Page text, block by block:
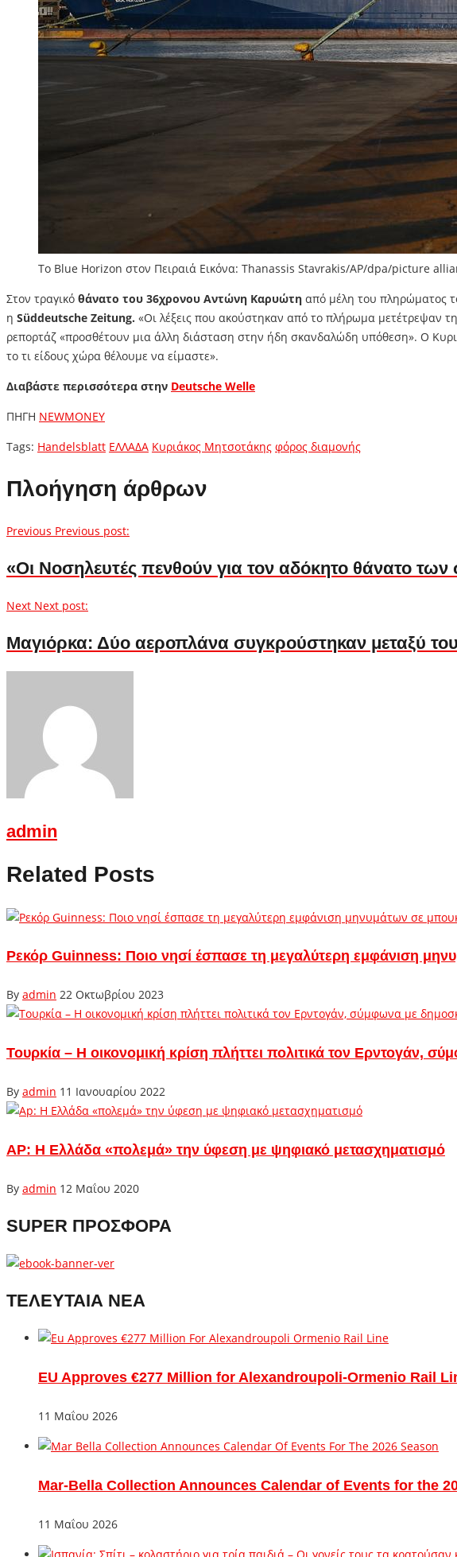
Το Blue Horizon στον Πειραιά Εικόνα: Thanassis Stavrakis/AP/dpa/picture
Στον τραγικό θάνατο του 36χρονου Αντώνη Καρυώτη από μέλη του πληρώματος
η Süddeutsche Zeitung. «Οι λέξεις που ακούστηκαν από το πλήρωμα μετέτρεψαν
ρεπορτάζ «προσθέτουν μια άλλη διάσταση στην ήδη σκανδαλώδη υπόθεση». Ο
το τι είδους χώρα θέλουμε να είμαστε».
Διαβάστε περισσότερα στην Deutsche Welle
ΠΗΓΗ NEWMONEY
Tags: Handelsblatt ΕΛΛΑΔΑ Κυριάκος Μητσοτάκης φόρος διαμονής
Πλοήγηση άρθρων
Previous Previous post:
«Οι Νοσηλευτές πενθούν για τον αδόκητο θάνατο
Next Next post:
Μαγιόρκα: Δύο αεροπλάνα συγκρούστηκαν μεταξύ
admin
Related Posts
Ρεκόρ Guinness: Ποιο νησί έσπασε τη μεγαλύτερη εμφάνιση
By admin 22 Οκτωβρίου 2023
Τουρκία – Η οικονομική κρίση πλήττει πολιτικά τον Ερντογάν,
By admin 11 Ιανουαρίου 2022
AP: Η Ελλάδα «πολεμά» την ύφεση με ψηφιακό μετασχηματισμό
By admin 12 Μαΐου 2020
SUPER ΠΡΟΣΦΟΡΑ
ΤΕΛΕΥΤΑΙΑ ΝΕΑ
EU Approves €277 Million for Alexandroupoli-Ormenio Rail
11 Μαΐου 2026
Mar-Bella Collection Announces Calendar of Events for the
11 Μαΐου 2026